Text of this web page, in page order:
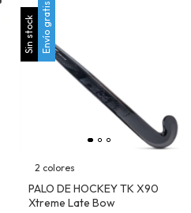
Sin stock Envío gratis
2 colores
PALO DE HOCKEY TK X90
Xtreme Late Bow